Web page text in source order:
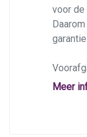
voor de
Meer